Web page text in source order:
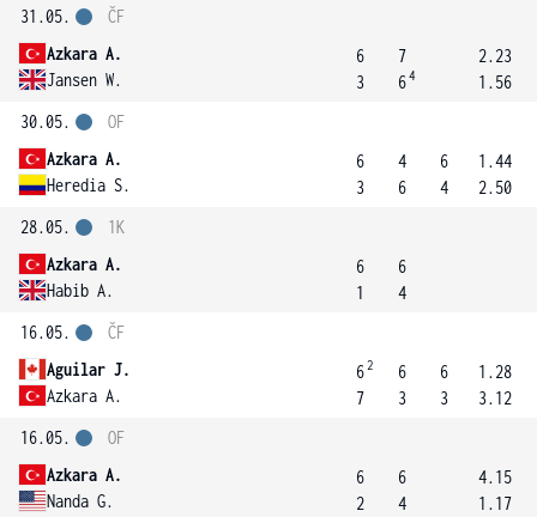
31.05.
Azkara A.
Jansen W.
ČF
6
3
7
64
2.23
1.56
30.05.
Azkara A.
Heredia S.
OF
6
3
4
6
6
4
1.44
2.50
28.05.
Azkara A.
Habib A.
1K
6
1
6
4
16.05.
Aguilar J.
Azkara A.
ČF
62
7
6
3
6
3
1.28
3.12
16.05.
Azkara A.
Nanda G.
OF
6
2
6
4
4.15
1.17